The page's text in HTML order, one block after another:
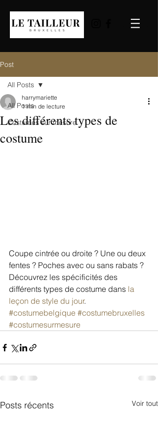
Post
All Posts
Costumes sur mesure
All Posts
Les différents types de
costume
harrymariette
1 min de lecture
Coupe cintrée ou droite ? Une ou deux
fentes ? Poches avec ou sans rabats ?
Découvrez les spécificités des
différents types de costume dans la
leçon de style du jour.
#costumebelgique #costumebruxelles
#costumesurmesure
Posts récents Voir tout